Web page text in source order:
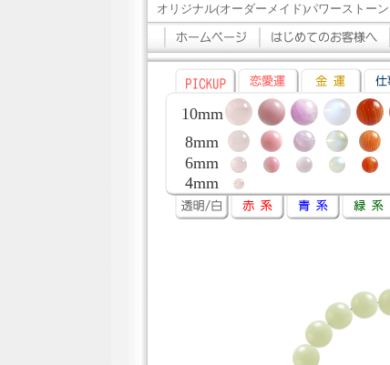
オリジナル(オーダーメイド)パワーストー
10mm
8mm
6mm
4mm